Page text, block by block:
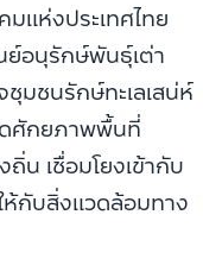
งประเทศไทย
ย์อนุรักษ์พันธุ์เต่า
มชนรักษ์ทะเลเสน่ห์
ศักยภาพพื้นที่
น เชื่อมโยงเข้ากับ
ห้กับสิ่งแวดล้อมทาง